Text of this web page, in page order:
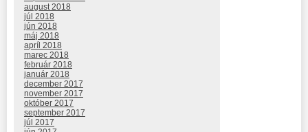
august 2018
júl 2018
jún 2018
máj 2018
apríl 2018
marec 2018
február 2018
január 2018
december 2017
november 2017
október 2017
september 2017
júl 2017